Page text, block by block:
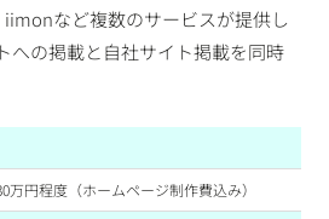
など複数のサービスが提供し
への掲載と自社サイト掲載を同時
万円程度（ホームページ制作費込み）